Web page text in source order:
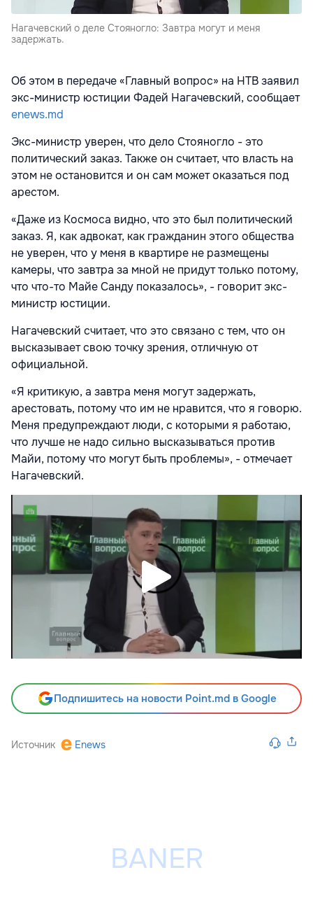
Нагачевский о деле Стояногло: Завтра могут и меня
задержать.
Об этом в передаче «Главный вопрос» на НТВ заявил
экс-министр юстиции Фадей Нагачевский, сообщает
enews.md
Экс-министр уверен, что дело Стояногло - это
политический заказ. Также он считает, что власть на
этом не остановится и он сам может оказаться под
арестом.
«Даже из Космоса видно, что это был политический
заказ. Я, как адвокат, как гражданин этого общества
не уверен, что у меня в квартире не размещены
камеры, что завтра за мной не придут только потому,
что что-то Майе Санду показалось», - говорит экс-
министр юстиции.
Нагачевский считает, что это связано с тем, что он
высказывает свою точку зрения, отличную от
официальной.
«Я критикую, а завтра меня могут задержать,
арестовать, потому что им не нравится, что я говорю.
Меня предупреждают люди, с которыми я работаю,
что лучше не надо сильно высказываться против
Майи, потому что могут быть проблемы», - отмечает
Нагачевский.
Подпишитесь на новости Point.md в Google
Источник Enews